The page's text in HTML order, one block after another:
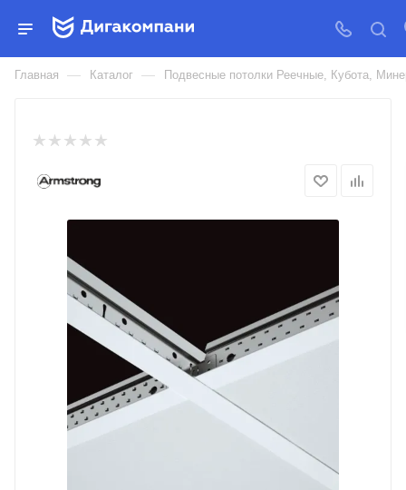
Т-ПРОФИЛЬ ARMSTRONG
PRELUDE XL 24ММ БЕЛЫЙ
Главная — Каталог — Подвесные потолки Реечные, Кубота,